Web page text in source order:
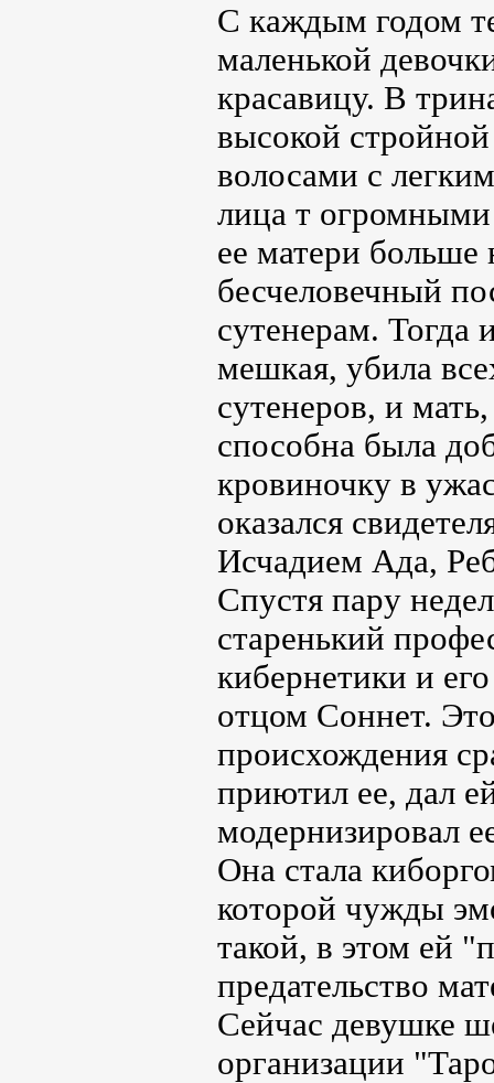
С каждым годом
маленькой
красавицу. В
высокой
волосами с
лица т
ее матери
бесчеловечный
сутенерам. Тогда
мешкая, убила
сутенеров, и
способна была
кровиночку в
оказался
Исчадием Ада,
Спустя пару
старенький
кибернетики и
отцом Соннет.
происхождения
приютил ее, дал
модернизировал
Она стала
которой чужды
такой, в этом ей
предательство
Сейчас девушке
организации